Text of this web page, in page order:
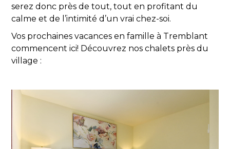
serez donc près de tout, tout en profitant du
calme et de l’intimité d’un vrai chez-soi.
Vos prochaines vacances en famille à Tremblant
commencent ici! Découvrez nos chalets près du
village :